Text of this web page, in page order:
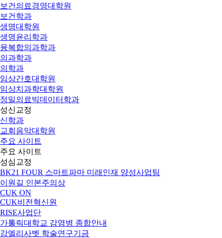
보건의료경영대학원
보건학과
생명대학원
생명윤리학과
융복합의과학과
의과학과
의학과
임상간호대학원
임상치과학대학원
정밀의료빅데이터학과
성신교정
신학과
교회음악대학원
주요 사이트
주요 사이트
성심교정
BK21 FOUR 스마트파마 미래인재 양성사업팀
이원길 인본주의상
CUK ON
CUK비전혁신원
RISE사업단
가톨릭대학교 감염병 종합안내
강엘리사벳 학술연구기금